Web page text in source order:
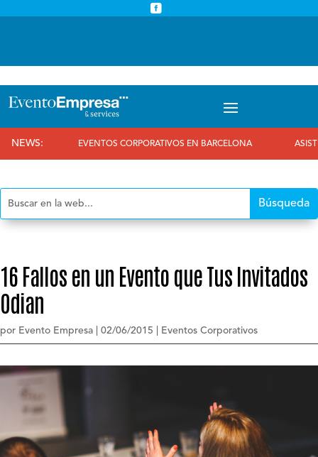

NEWS:EVENTOS CORPORATIVOS EN BARCELONA ASISTIMOS AL 25
16 Fallos en un Evento que Tus Invitados
Odian
por Evento Empresa 02/06/2015 Eventos Corporativos